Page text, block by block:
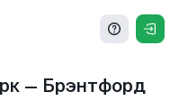
— Брэнтфорд